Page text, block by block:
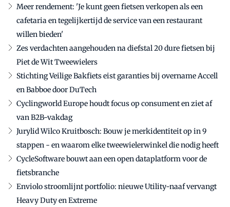
Meer rendement: 'Je kunt geen fietsen verkopen als een
cafetaria en tegelijkertijd de service van een restaurant
willen bieden'
Zes verdachten aangehouden na diefstal 20 dure fietsen bij
Piet de Wit Tweewielers
Stichting Veilige Bakfiets eist garanties bij overname Accell
en Babboe door DuTech
Cyclingworld Europe houdt focus op consument en ziet af
van B2B-vakdag
Jurylid Wilco Kruitbosch: Bouw je merkidentiteit op in 9
stappen - en waarom elke tweewielerwinkel die nodig heeft
CycleSoftware bouwt aan een open dataplatform voor de
fietsbranche
Enviolo stroomlijnt portfolio: nieuwe Utility-naaf vervangt
Heavy Duty en Extreme